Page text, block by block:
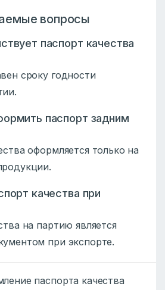
вопросы
паспорт качества
сроку годности
паспорт задним
оформляется только на
качества при
на партию является
при экспорте.
паспорта качества